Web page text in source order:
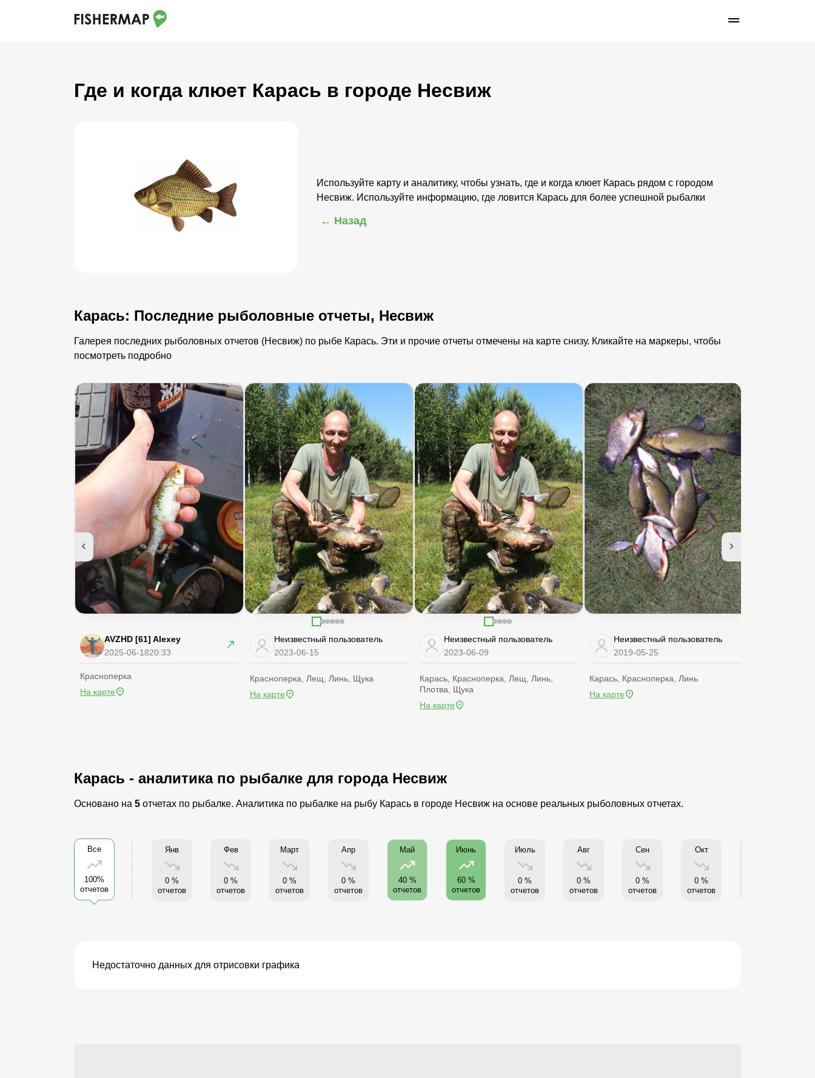
Где и когда клюет Карась в городе Несвиж
Используйте карту и аналитику, чтобы узнать, где и когда клюет Карась рядом с городом
Несвиж. Используйте информацию, где ловится Карась для более успешной рыбалки
← Назад
Карась: Последние рыболовные отчеты, Несвиж
Галерея последних рыболовных отчетов (Несвиж) по рыбе Карась. Эти и прочие отчеты отмечены на карте снизу. Кликайте на маркеры, чтобы
посмотреть подробно
AVZHD [61] Alexey
2025-06-1820:33
Красноперка
На карте
Неизвестный пользователь
2023-06-15
Красноперка, Лещ, Линь, Щука
На карте
Неизвестный пользователь
2023-06-09
Карась, Красноперка, Лещ, Линь,
Плотва, Щука
На карте
Неизвестный пользователь
2019-05-25
Карась, Красноперка, Линь
На карте
Карась - аналитика по рыбалке для города Несвиж
Основано на 5 отчетах по рыбалке. Аналитика по рыбалке на рыбу Карась в городе Несвиж на основе реальных рыболовных отчетах.
Все
100%
отчетов
Янв
0 %
отчетов
Фев
0 %
отчетов
Март
0 %
отчетов
Апр
0 %
отчетов
Май
40 %
отчетов
Июнь
60 %
отчетов
Июль
0 %
отчетов
Авг
0 %
отчетов
Сен
0 %
отчетов
Окт
0 %
отчетов
Недостаточно данных для отрисовки графика